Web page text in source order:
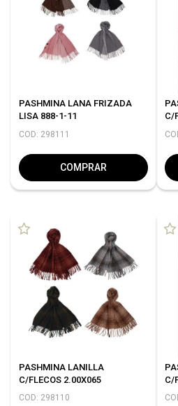
PASHMINA LANA FRIZADA
LISA 888-1-11
COD: 298111
COMPRAR
C/
PASHMINA LANILLA
C/FLECOS 2.00X065
COD: 298110
C/